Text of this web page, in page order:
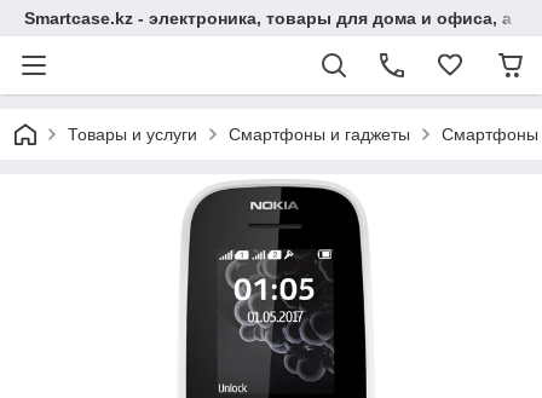
Smartcase.kz - электроника, товары для дома и офиса, а
Товары и услуги Смартфоны и гаджеты Смартфоны